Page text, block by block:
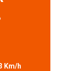
Km/h